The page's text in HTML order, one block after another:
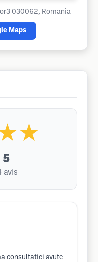
030062, Romania
Maps
5
avis
consultatiei avute